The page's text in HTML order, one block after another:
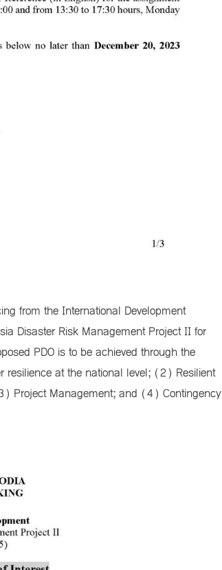
from the International Development
Disaster Risk Management Project II for
PDO is to be achieved through the
at the national level; (2) Resilient
Project Management; and (4) Contingency